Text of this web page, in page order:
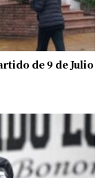
de 9 de Julio